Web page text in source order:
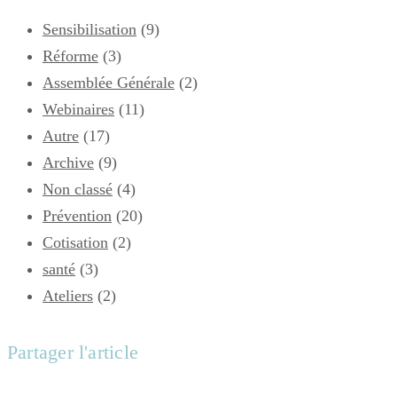
Sensibilisation (9)
Réforme (3)
Assemblée Générale (2)
Webinaires (11)
Autre (17)
Archive (9)
Non classé (4)
Prévention (20)
Cotisation (2)
santé (3)
Ateliers (2)
Partager l'article